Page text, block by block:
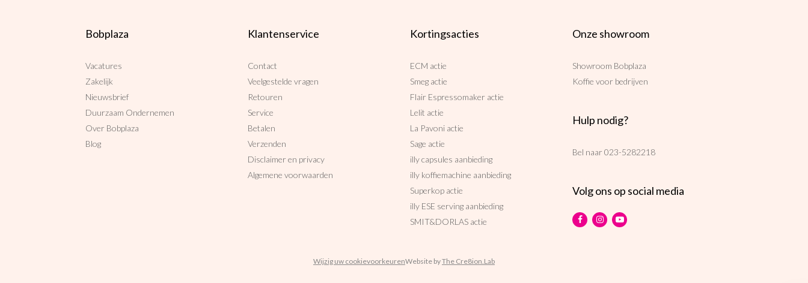
Bobplaza
Vacatures
Zakelijk
Nieuwsbrief
Duurzaam Ondernemen
Over Bobplaza
Blog
Klantenservice
Contact
Veelgestelde vragen
Retouren
Service
Betalen
Verzenden
Disclaimer en privacy
Algemene voorwaarden
Kortingsacties
ECM actie
Smeg actie
Flair Espressomaker actie
Lelit actie
La Pavoni actie
Sage actie
illy capsules aanbieding
illy koffiemachine aanbieding
Superkop actie
illy ESE serving aanbieding
SMIT&DORLAS actie
Onze showroom
Showroom Bobplaza
Koffie voor bedrijven
Hulp nodig?
Bel naar 023-5282218
Volg ons op social media
Wijzig uw cookievoorkeurenWebsite byThe Cre8ion.Lab